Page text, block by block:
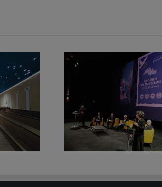
del Droit
a Marsiglia
Nuova Loggia del
Corigliano-Rossano